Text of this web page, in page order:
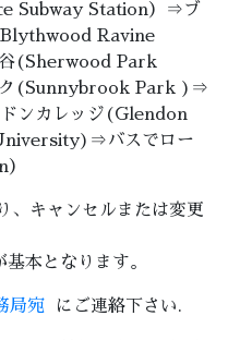
Subway Station）⇒ブ
Blythwood Ravine
(Sherwood Park
ク(Sunnybrook Park )⇒
ンカレッジ(Glendon
バスでロー
、
キャンセルまたは変更
本となります。
局宛 にご連絡下さい.